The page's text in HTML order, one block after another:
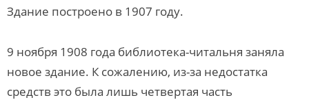
Здание построено в 1907 году.
9 ноября 1908 года библиотека-читальня заняла
новое здание. К сожалению, из-за недостатка
средств это была лишь четвертая часть